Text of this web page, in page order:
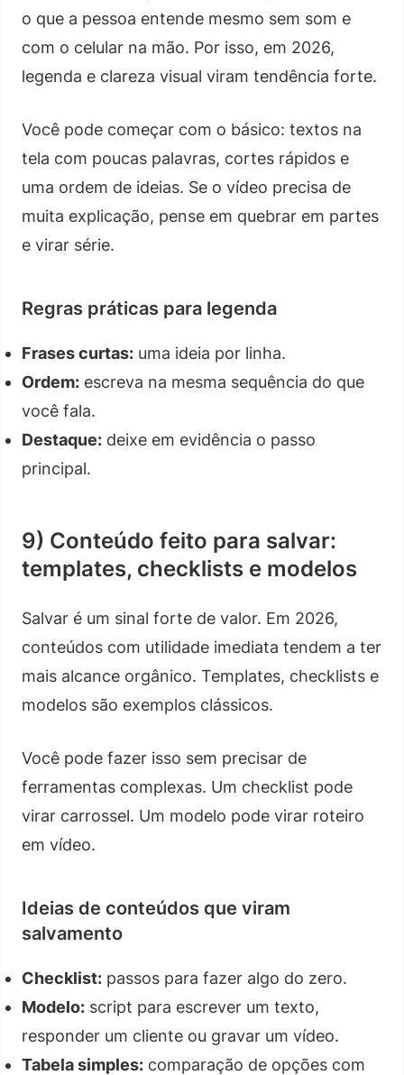
o que a pessoa entende mesmo sem som e
com o celular na mão. Por isso, em 2026,
legenda e clareza visual viram tendência forte.
Você pode começar com o básico: textos na
tela com poucas palavras, cortes rápidos e
uma ordem de ideias. Se o vídeo precisa de
muita explicação, pense em quebrar em partes
e virar série.
Regras práticas para legenda
Frases curtas: uma ideia por linha.
Ordem: escreva na mesma sequência do que
você fala.
Destaque: deixe em evidência o passo
principal.
9) Conteúdo feito para salvar:
templates, checklists e modelos
Salvar é um sinal forte de valor. Em 2026,
conteúdos com utilidade imediata tendem a ter
mais alcance orgânico. Templates, checklists e
modelos são exemplos clássicos.
Você pode fazer isso sem precisar de
ferramentas complexas. Um checklist pode
virar carrossel. Um modelo pode virar roteiro
em vídeo.
Ideias de conteúdos que viram
salvamento
Checklist: passos para fazer algo do zero.
Modelo: script para escrever um texto,
responder um cliente ou gravar um vídeo.
Tabela simples: comparação de opções com